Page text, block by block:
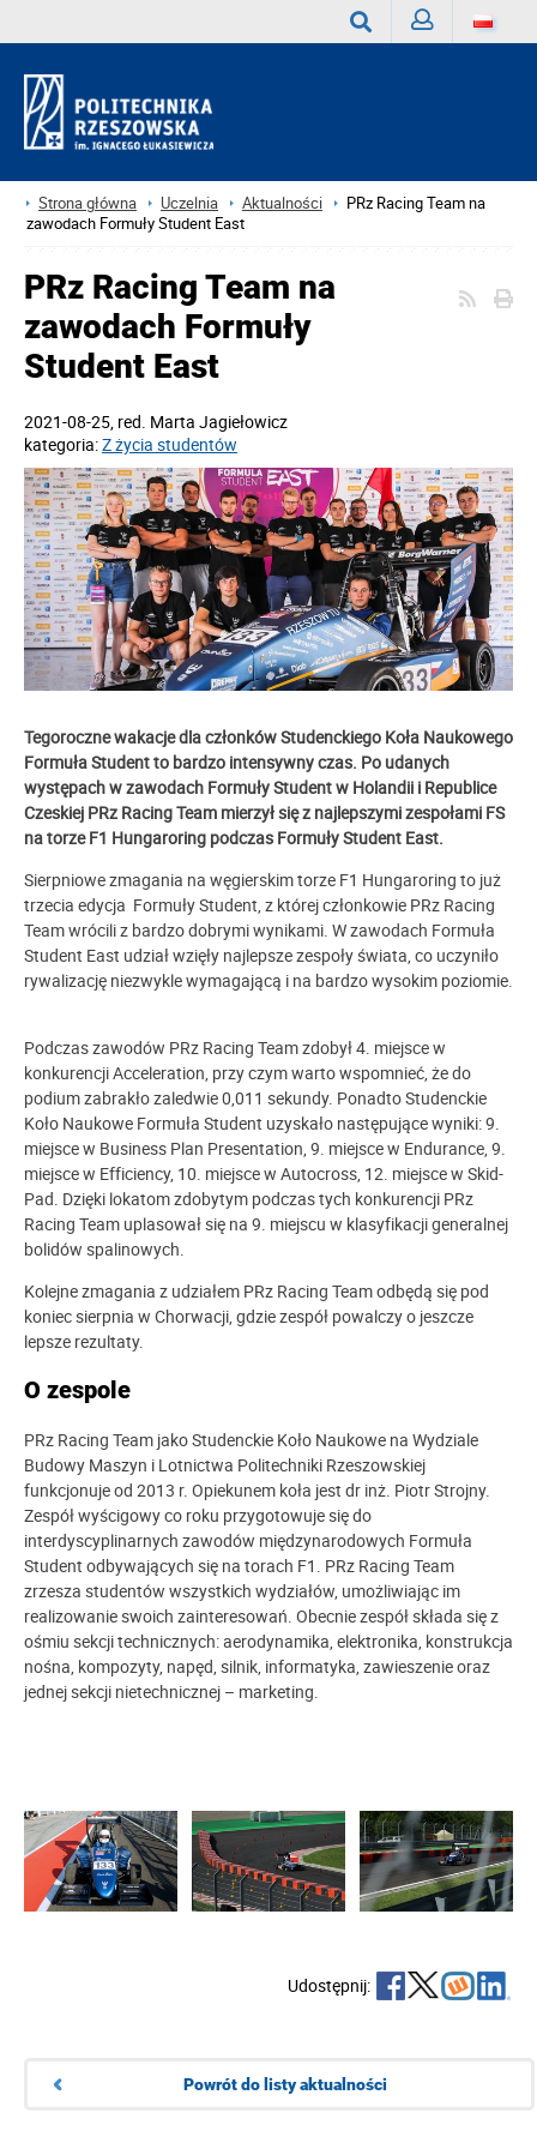
Strona główna Uczelnia Aktualności
PRz Racing Team na
zawodach Formuły Student East
PRz Racing Team na
zawodach Formuły
Student East
2021-08-25, red. Marta Jagiełowicz
kategoria:Z życia studentów
Tegoroczne wakacje dla członków Studenckiego Koła Naukowego
Formuła Student to bardzo intensywny czas. Po udanych
występach w zawodach Formuły Student w Holandii i Republice
Czeskiej PRz Racing Team mierzył się z najlepszymi zespołami FS
na torze F1 Hungaroring podczas Formuły Student East.
Sierpniowe zmagania na węgierskim torze F1 Hungaroring to już
trzecia edycja Formuły Student, z której członkowie PRz Racing
Team wrócili z bardzo dobrymi wynikami. W zawodach Formuła
Student East udział wzięły najlepsze zespoły świata, co uczyniło
rywalizację niezwykle wymagającą i na bardzo wysokim poziomie.
Podczas zawodów PRz Racing Team zdobył 4. miejsce w
konkurencji Acceleration, przy czym warto wspomnieć, że do
podium zabrakło zaledwie 0,011 sekundy. Ponadto Studenckie
Koło Naukowe Formuła Student uzyskało następujące wyniki: 9.
miejsce w Business Plan Presentation, 9. miejsce w Endurance, 9.
miejsce w Efficiency, 10. miejsce w Autocross, 12. miejsce w Skid-
Pad. Dzięki lokatom zdobytym podczas tych konkurencji PRz
Racing Team uplasował się na 9. miejscu w klasyfikacji generalnej
bolidów spalinowych.
Kolejne zmagania z udziałem PRz Racing Team odbędą się pod
koniec sierpnia w Chorwacji, gdzie zespół powalczy o jeszcze
lepsze rezultaty.
O zespole
PRz Racing Team jako Studenckie Koło Naukowe na Wydziale
Budowy Maszyn i Lotnictwa Politechniki Rzeszowskiej
funkcjonuje od 2013 r. Opiekunem koła jest dr inż. Piotr Strojny.
Zespół wyścigowy co roku przygotowuje się do
interdyscyplinarnych zawodów międzynarodowych Formuła
Student odbywających się na torach F1. PRz Racing Team
zrzesza studentów wszystkich wydziałów, umożliwiając im
realizowanie swoich zainteresowań. Obecnie zespół składa się z
ośmiu sekcji technicznych: aerodynamika, elektronika, konstrukcja
nośna, kompozyty, napęd, silnik, informatyka, zawieszenie oraz
jednej sekcji nietechnicznej – marketing.
Udostępnij:
Powrót do listy aktualności